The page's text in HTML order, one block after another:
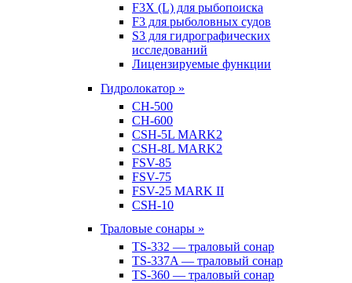
F3X (L) для рыбопоиска
F3 для рыболовных судов
S3 для гидрографических
исследований
Лицензируемые функции
Гидролокатор »
CH-500
CH-600
CSH-5L MARK2
CSH-8L MARK2
FSV-85
FSV-75
FSV-25 MARK II
CSH-10
Траловые сонары »
TS-332 — траловый сонар
TS-337A — траловый сонар
TS-360 — траловый сонар